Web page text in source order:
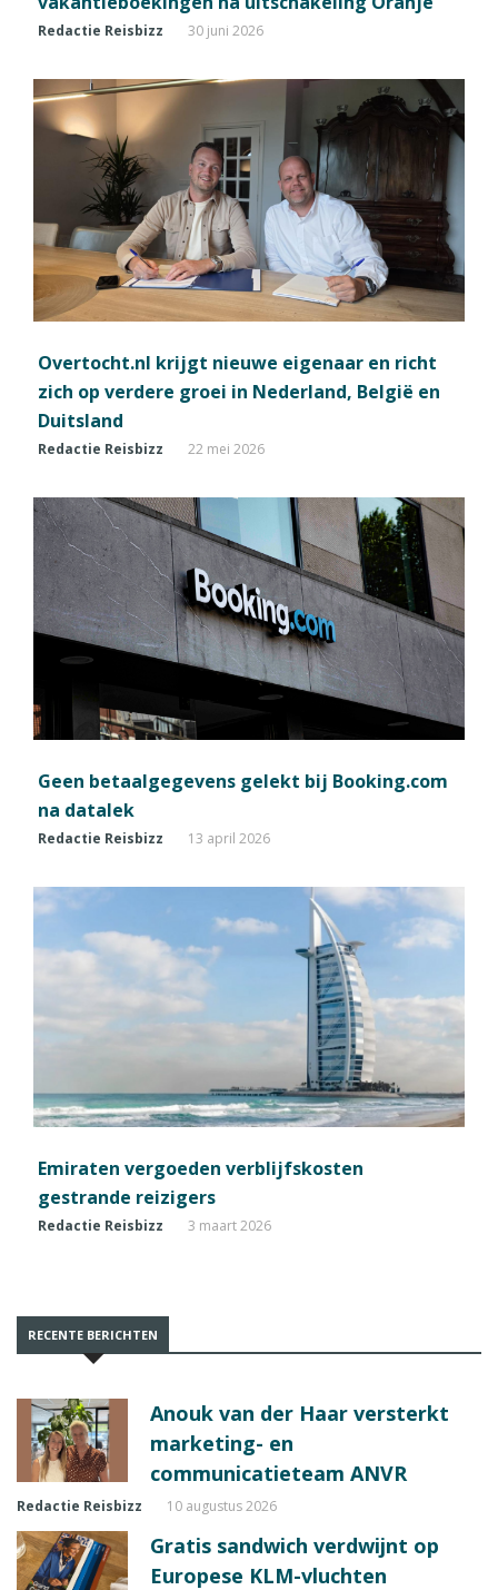
Redactie Reisbizz 30 juni 2026
Overtocht.nl krijgt nieuwe eigenaar en richt
zich op verdere groei in Nederland, België en
Duitsland
Redactie Reisbizz 22 mei 2026
Geen betaalgegevens gelekt bij Booking.com
na datalek
Redactie Reisbizz 13 april 2026
Emiraten vergoeden verblijfskosten
gestrande reizigers
Redactie Reisbizz 3 maart 2026
RECENTE BERICHTEN
Anouk van der Haar versterkt
marketing- en
communicatieteam ANVR
Redactie Reisbizz 10 augustus 2026
Gratis sandwich verdwijnt op
Europese KLM-vluchten